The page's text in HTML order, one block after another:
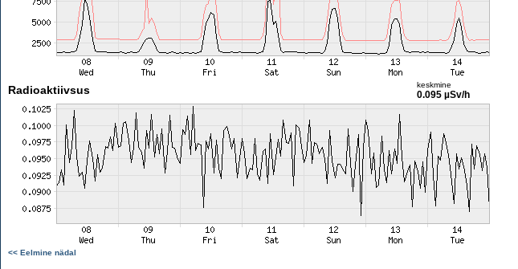
Radioaktiivsus keskmine
0.095 µSv/h
<< Eelmine nädal